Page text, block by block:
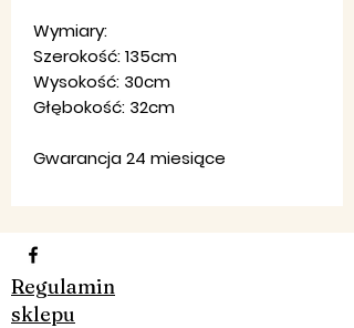
Wymiary:
Szerokość: 135cm
Wysokość: 30cm
Głębokość: 32cm
Gwarancja 24 miesiące
Regulamin
sklepu